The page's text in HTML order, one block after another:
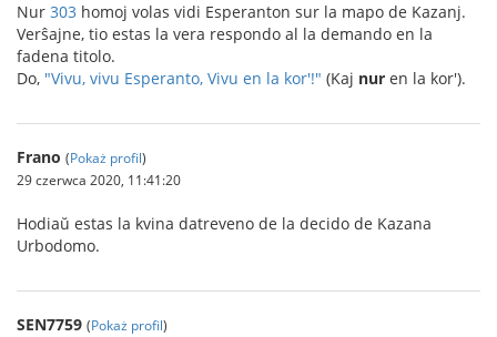
Nur 303 homoj volas vidi Esperanton sur la mapo de Kazanj.
Verŝajne, tio estas la vera respondo al la demando en la
fadena titolo.
Do, "Vivu, vivu Esperanto, Vivu en la kor'!" (Kaj nur en la kor').
Frano (Pokaż profil)
29 czerwca 2020, 11:41:20
Hodiaŭ estas la kvina datreveno de la decido de Kazana
Urbodomo.
SEN7759 (Pokaż profil)